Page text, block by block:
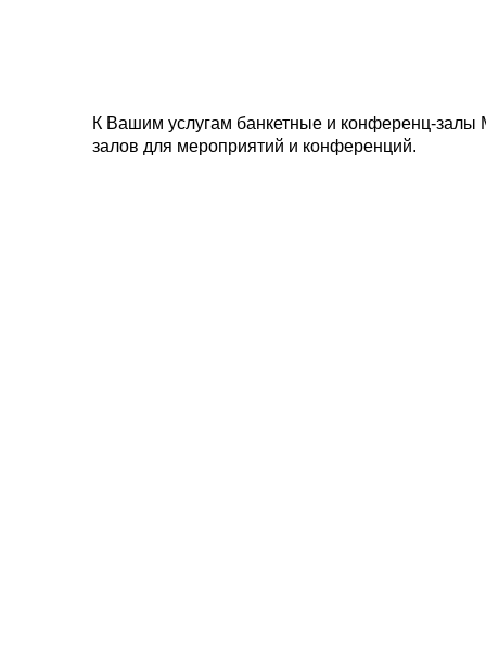
К Вашим услугам банкетные и конференц-залы
залов для мероприятий и конференций.